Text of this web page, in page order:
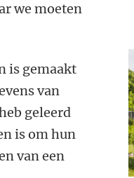
we moeten
is gemaakt
van
geleerd
is om hun
van een